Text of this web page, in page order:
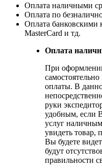
Оплата наличными
Оплата по
Оплата банковскими
MasterCard и тд.
Оплата
При
оплаты. В
руки
удобным, если
услуг
увидеть товар,
Вы будете
будут
правильности